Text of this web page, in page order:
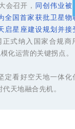
会召开， 同创伟业被
国首家获批卫星物
启星座建设规划并接
正式纳入国家合规商
化运营的关键拐点。
定看好空天地一体化
天地融合先机。